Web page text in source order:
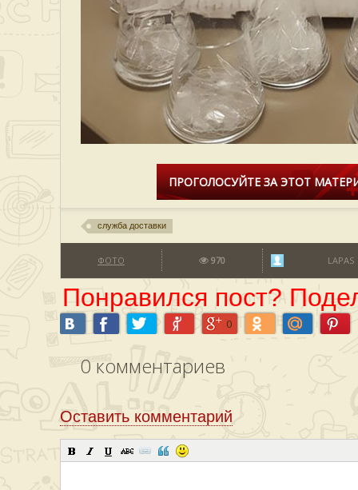
ПРОГОЛОСУЙТЕ ЗА ЭТОТ
служба доставки
ФОТО 970 LAPAS
Понравился пост?
0
0 комментариев
Оставить комментарий